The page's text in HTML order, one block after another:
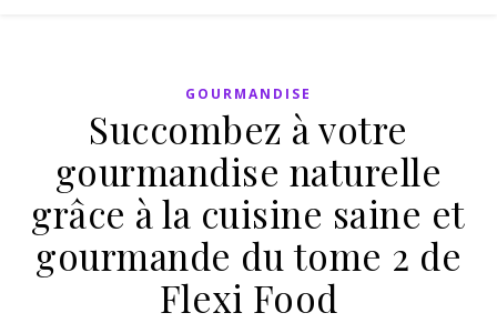
GOURMANDISE
Succombez à votre
gourmandise naturelle
grâce à la cuisine saine et
gourmande du tome 2 de
Flexi Food